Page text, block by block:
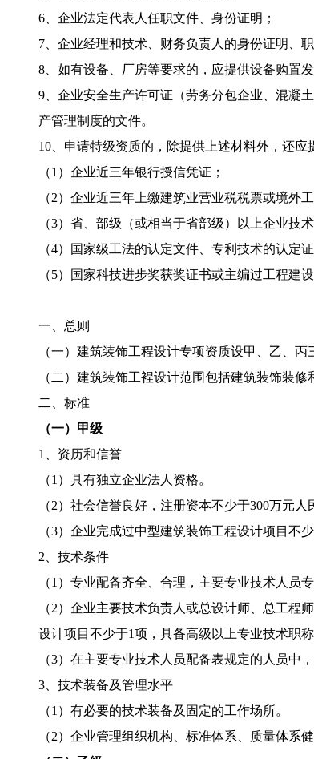
6、企业法定代表人任职文件、身份证明；
7、企业经理和技术、财务负责人的身份证明、
8、如有设备、厂房等要求的，应提供设备购置
9、企业安全生产许可证（劳务分包企业、混凝
产管理制度的文件。
10、申请特级资质的，除提供上述材料外，还应
（1）企业近三年银行授信凭证；
（2）企业近三年上缴建筑业营业税税票或境外
（3）省、部级（或相当于省部级）以上企业技
（4）国家级工法的认定文件、专利技术的认定证
（5）国家科技进步奖获奖证书或主编过工程建
一、总则
（一）建筑装饰工程设计专项资质设甲、乙、丙
（二）建筑装饰工裎设计范围包括建筑装饰装
二、标准
（一）甲级
1、资历和信誉
（1）具有独立企业法人资格。
（2）社会信誉良好，注册资本不少于300万元人
（3）企业完成过中型建筑装饰工程设计项目不
2、技术条件
（1）专业配备齐全、合理，主要专业技术人员
（2）企业主要技术负责人或总设计师、总工
设计项目不少于1项，具备高级以上专业技术职
（3）在主要专业技术人员配备表规定的人员中
3、技术装备及管理水平
（1）有必要的技术装备及固定的工作场所。
（2）企业管理组织机构、标准体系、质量体系健